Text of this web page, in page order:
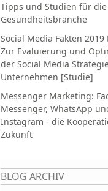
Tipps und Studien für die
Gesundheitsbranche
Social Media Fakten 2019
Zur Evaluierung und
der Social Media
Unternehmen [Studie]
Messenger Marketing:
Messenger, WhatsApp
Instagram - die
Zukunft
BLOG ARCHIV
Seiten